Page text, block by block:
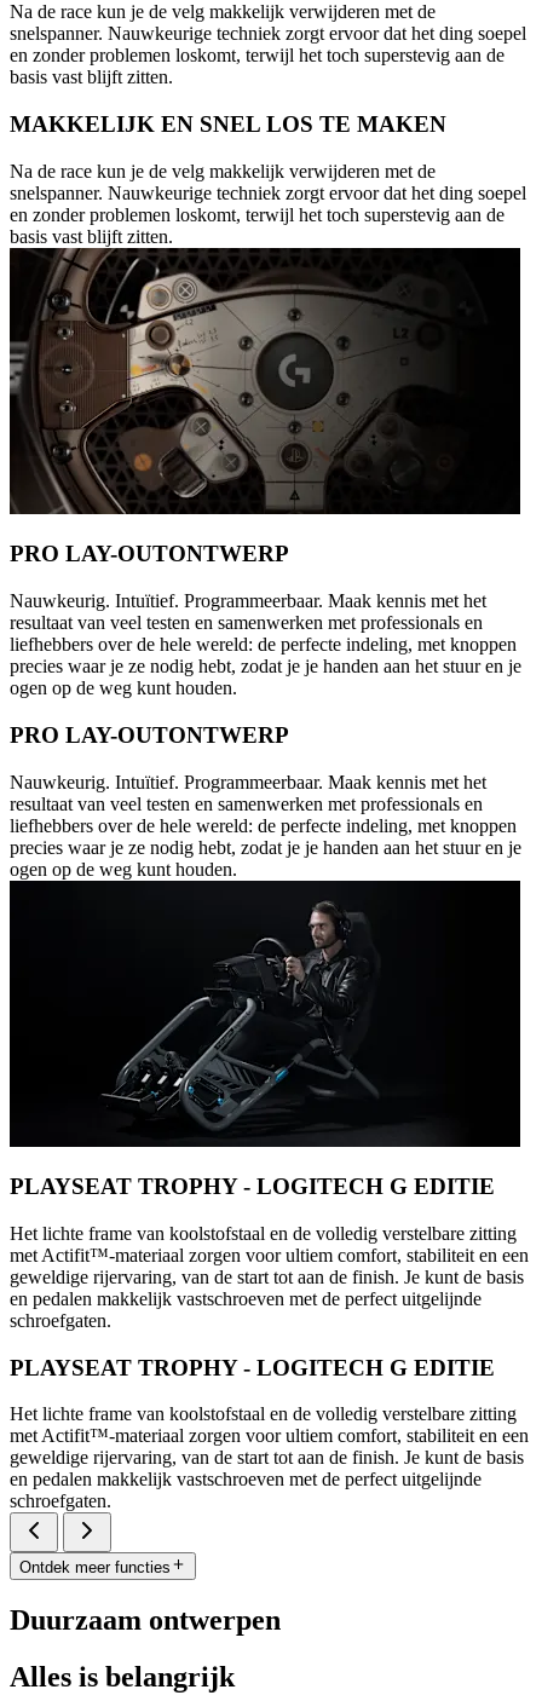
Na de race kun je de velg makkelijk verwijderen met de
snelspanner. Nauwkeurige techniek zorgt ervoor dat het ding soepel
en zonder problemen loskomt, terwijl het toch superstevig aan de
basis vast blijft zitten.
MAKKELIJK EN SNEL LOS TE MAKEN
Na de race kun je de velg makkelijk verwijderen met de
snelspanner. Nauwkeurige techniek zorgt ervoor dat het ding soepel
en zonder problemen loskomt, terwijl het toch superstevig aan de
basis vast blijft zitten.
PRO LAY-OUTONTWERP
Nauwkeurig. Intuïtief. Programmeerbaar. Maak kennis met het
resultaat van veel testen en samenwerken met professionals en
liefhebbers over de hele wereld: de perfecte indeling, met knoppen
precies waar je ze nodig hebt, zodat je je handen aan het stuur en je
ogen op de weg kunt houden.
PRO LAY-OUTONTWERP
Nauwkeurig. Intuïtief. Programmeerbaar. Maak kennis met het
resultaat van veel testen en samenwerken met professionals en
liefhebbers over de hele wereld: de perfecte indeling, met knoppen
precies waar je ze nodig hebt, zodat je je handen aan het stuur en je
ogen op de weg kunt houden.
PLAYSEAT TROPHY - LOGITECH G EDITIE
Het lichte frame van koolstofstaal en de volledig verstelbare zitting
met Actifit™️-materiaal zorgen voor ultiem comfort, stabiliteit en een
geweldige rijervaring, van de start tot aan de finish. Je kunt de basis
en pedalen makkelijk vastschroeven met de perfect uitgelijnde
schroefgaten.
PLAYSEAT TROPHY - LOGITECH G EDITIE
Het lichte frame van koolstofstaal en de volledig verstelbare zitting
met Actifit™️-materiaal zorgen voor ultiem comfort, stabiliteit en een
geweldige rijervaring, van de start tot aan de finish. Je kunt de basis
en pedalen makkelijk vastschroeven met de perfect uitgelijnde
schroefgaten.
Ontdek meer functies
Duurzaam ontwerpen
Alles is belangrijk